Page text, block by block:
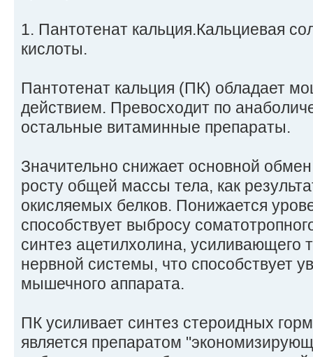
1. Пантотенат кальция.Кальциевая
кислоты.
Пантотенат кальция (ПК) обладает
действием. Превосходит по
остальные витаминные препараты.
Значительно снижает основной
росту общей массы тела, как
окисляемых белков. Понижается
способствует выбросу
синтез ацетилхолина, усиливающего
нервной системы, что способствует
мышечного аппарата.
ПК усиливает синтез стероидных
является препаратом